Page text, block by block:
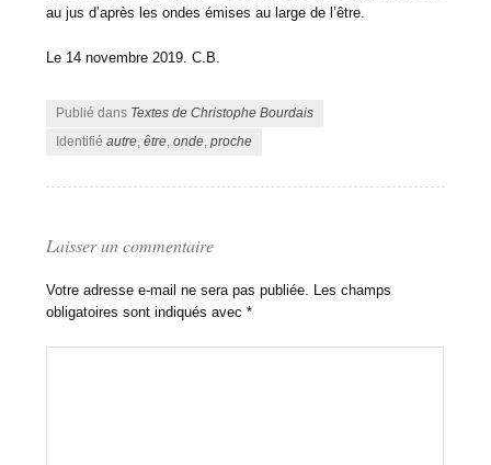
au jus d’après les ondes émises au large de l’être.
Le 14 novembre 2019. C.B.
Publié dans Textes de Christophe Bourdais
Identifiéautre,être,onde,proche
Laisser un commentaire
Votre adresse e-mail ne sera pas publiée.
Les champs
obligatoires sont indiqués avec*